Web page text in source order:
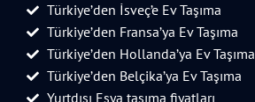
Türkiye’den İsveç’e Ev Taşıma
Türkiye’den Fransa’ya Ev Taşıma
Türkiye’den Hollanda’ya Ev Taşıma
Türkiye’den Belçika’ya Ev Taşıma
Yurtdışı Eşya taşıma fiyatları